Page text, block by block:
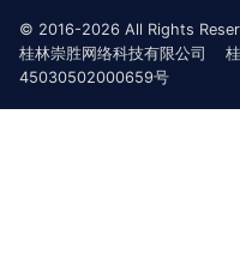
© 2016-2026 All Rights
桂林崇胜网络科技有限公司
45030502000659号